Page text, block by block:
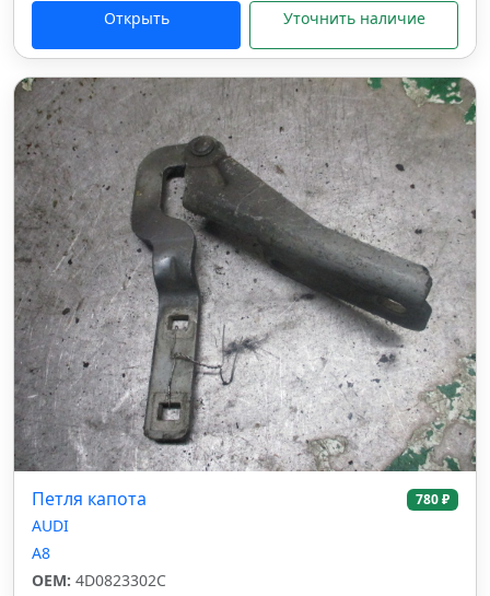
Открыть Уточнить наличие
Петля капота 780 ₽
AUDI
A8
OEM: 4D0823302C